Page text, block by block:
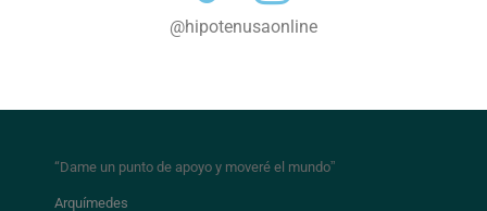
@hipotenusaonline
“Dame un punto de apoyo y moveré el mundo”
Arquímedes